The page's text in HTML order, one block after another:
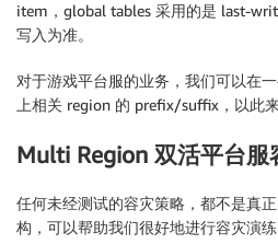
item，global tables 采用的是 last-
写入为准。
对于游戏平台服的业务，我们可以在
上相关 region 的 prefix/suffix，以此来
Multi Region 双活平台服
任何未经测试的容灾策略，都不是真
构，可以帮助我们很好地进行容灾演练